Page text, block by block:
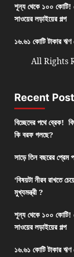
শূন্য থেকে ১০০ কোটি!
সাওয়ের লড়াইয়ের গল্প
১৬.৬১ কোটি টাকার ঋণ
All Rights
Recent
বিচ্ছেদের পথে ব্রেক!
কি বরফ গলছে?
সাড়ে তিন বছরের
‘বিষয়টা নীরব রাখতে
মুখ্যমন্ত্রী ?
শূন্য থেকে ১০০ কোটি!
সাওয়ের লড়াইয়ের গল্প
১৬.৬১ কোটি টাকার ঋণ